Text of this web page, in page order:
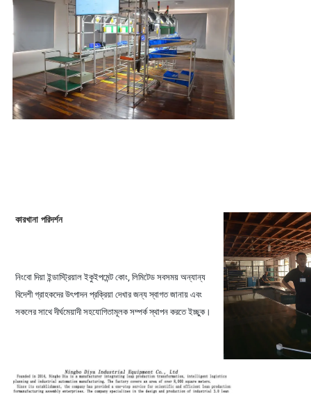
কারখানা পরিদর্শন
নিংবো দিয়া ইন্ডাস্ট্রিয়াল ইকুইপমেন্ট কোং, লিমিটেড সবসময় অন্যান্য
বিদেশী গ্রাহকদের উৎপাদন প্রক্রিয়া দেখার জন্য স্বাগত জানায় এবং
সকলের সাথে দীর্ঘমেয়াদী সহযোগিতামূলক সম্পর্ক স্থাপন করতে ইচ্ছুক।